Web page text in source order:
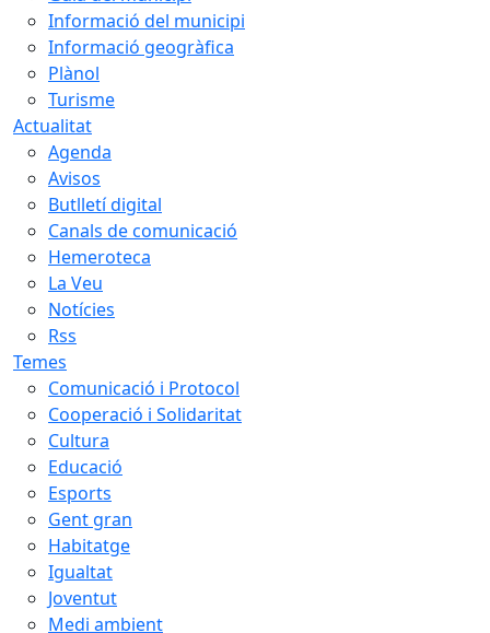
Informació del municipi
Informació geogràfica
Plànol
Turisme
Actualitat
Agenda
Avisos
Butlletí digital
Canals de comunicació
Hemeroteca
La Veu
Notícies
Rss
Temes
Comunicació i Protocol
Cooperació i Solidaritat
Cultura
Educació
Esports
Gent gran
Habitatge
Igualtat
Joventut
Medi ambient